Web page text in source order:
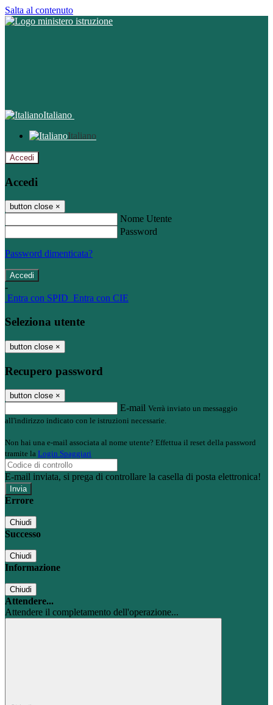
Salta al contenuto
Italiano
Italiano
Accedi
Accedi
button close ×
Nome Utente
Password
Password dimenticata?
-
Entra con SPID Entra con CIE
Seleziona utente
button close ×
Recupero password
button close ×
E-mail Verrà inviato un messaggio
all'indirizzo indicato con le istruzioni necessarie.
Non hai una e-mail associata al nome utente? Effettua il reset della password
tramite la Login Spaggiari
E-mail inviata, si prega di controllare la casella di posta elettronica!
Errore
Chiudi
Successo
Chiudi
Informazione
Chiudi
Attendere...
Attendere il completamento dell'operazione...